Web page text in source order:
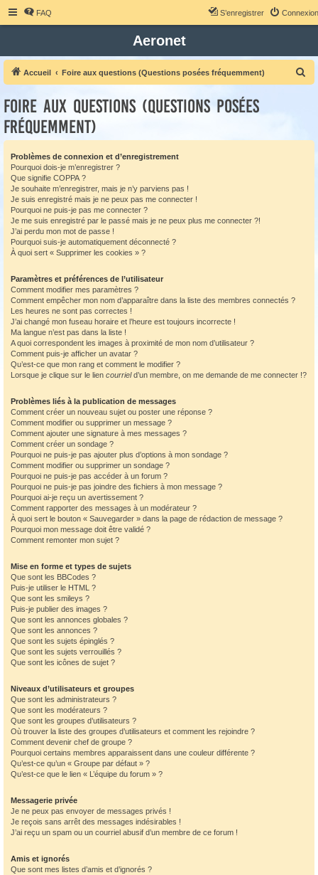
FAQ Connexion
S’enregistrer
Aeronet
Accueil Foire aux questions (Questions posées fréquemment)
e
Foire aux questions (Questions posées
fréquemment)
Problèmes de connexion et d’enregistrement
Pourquoi dois-je m’enregistrer ?
Que signifie COPPA ?
Je souhaite m’enregistrer, mais je n’y parviens pas !
Je suis enregistré mais je ne peux pas me connecter !
Pourquoi ne puis-je pas me connecter ?
Je me suis enregistré par le passé mais je ne peux plus me connecter ?!
J’ai perdu mon mot de passe !
Pourquoi suis-je automatiquement déconnecté ?
À quoi sert « Supprimer les cookies » ?
Paramètres et préférences de l’utilisateur
Comment modifier mes paramètres ?
Comment empêcher mon nom d’apparaître dans la liste des membres connectés ?
Les heures ne sont pas correctes !
J’ai changé mon fuseau horaire et l’heure est toujours incorrecte !
Ma langue n’est pas dans la liste !
A quoi correspondent les images à proximité de mon nom d’utilisateur ?
Comment puis-je afficher un avatar ?
Qu’est-ce que mon rang et comment le modifier ?
Lorsque je clique sur le lien courrield’un membre, on me demande de me connecter !?
Problèmes liés à la publication de messages
Comment créer un nouveau sujet ou poster une réponse ?
Comment modifier ou supprimer un message ?
Comment ajouter une signature à mes messages ?
Comment créer un sondage ?
Pourquoi ne puis-je pas ajouter plus d’options à mon sondage ?
Comment modifier ou supprimer un sondage ?
Pourquoi ne puis-je pas accéder à un forum ?
Pourquoi ne puis-je pas joindre des fichiers à mon message ?
Pourquoi ai-je reçu un avertissement ?
Comment rapporter des messages à un modérateur ?
À quoi sert le bouton « Sauvegarder » dans la page de rédaction de message ?
Pourquoi mon message doit être validé ?
Comment remonter mon sujet ?
Mise en forme et types de sujets
Que sont les BBCodes ?
Puis-je utiliser le HTML ?
Que sont les smileys ?
Puis-je publier des images ?
Que sont les annonces globales ?
Que sont les annonces ?
Que sont les sujets épinglés ?
Que sont les sujets verrouillés ?
Que sont les icônes de sujet ?
Niveaux d’utilisateurs et groupes
Que sont les administrateurs ?
Que sont les modérateurs ?
Que sont les groupes d’utilisateurs ?
Où trouver la liste des groupes d’utilisateurs et comment les rejoindre ?
Comment devenir chef de groupe ?
Pourquoi certains membres apparaissent dans une couleur différente ?
Qu’est-ce qu’un « Groupe par défaut » ?
Qu’est-ce que le lien « L’équipe du forum » ?
Messagerie privée
Je ne peux pas envoyer de messages privés !
Je reçois sans arrêt des messages indésirables !
J’ai reçu un spam ou un courriel abusif d’un membre de ce forum !
Amis et ignorés
Que sont mes listes d’amis et d’ignorés ?